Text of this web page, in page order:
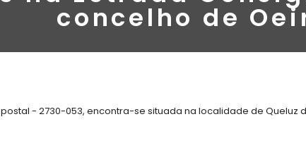
concelho de
- 2730-053, encontra-se situada na localidade de Queluz